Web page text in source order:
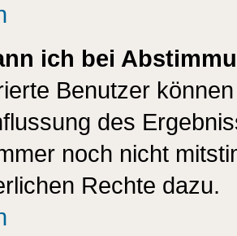
ich bei
Benutzer
des
noch nicht
Rechte dazu.